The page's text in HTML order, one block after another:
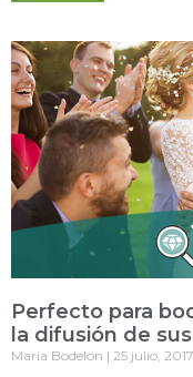
Perfecto para
la difusión de
Maria Bodelon 25 julio, 2017